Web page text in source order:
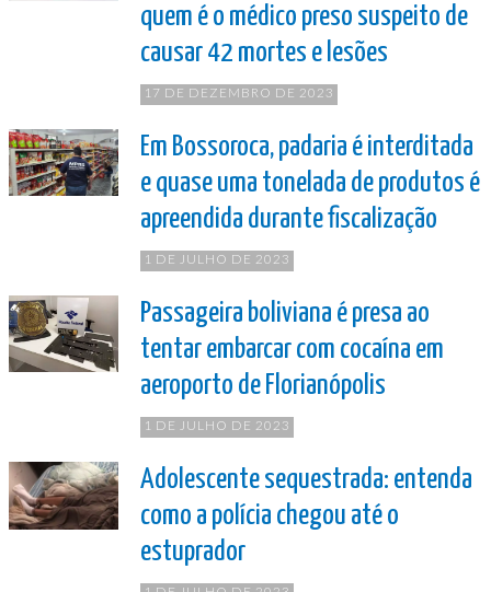
quem é o médico preso suspeito de
causar 42 mortes e lesões
17 DE DEZEMBRO DE 2023
Em Bossoroca, padaria é interditada
e quase uma tonelada de produtos é
apreendida durante fiscalização
1 DE JULHO DE 2023
Passageira boliviana é presa ao
tentar embarcar com cocaína em
aeroporto de Florianópolis
1 DE JULHO DE 2023
Adolescente sequestrada: entenda
como a polícia chegou até o
estuprador